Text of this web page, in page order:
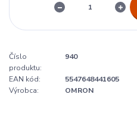
Číslo
produktu:
940
EAN kód:
5547648441605
Výrobca:
OMRON